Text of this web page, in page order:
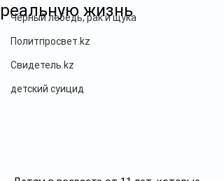
Чёрный лебедь, рак и щука
Политпросвет.kz
Свидетель.kz
детский суицид
реальную жизнь